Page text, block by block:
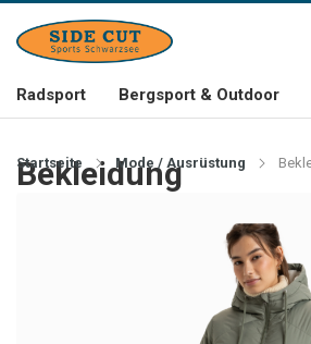
Radsport Bergsport & Outdoor
Startseite Mode / Ausrüstung
Bekleidung